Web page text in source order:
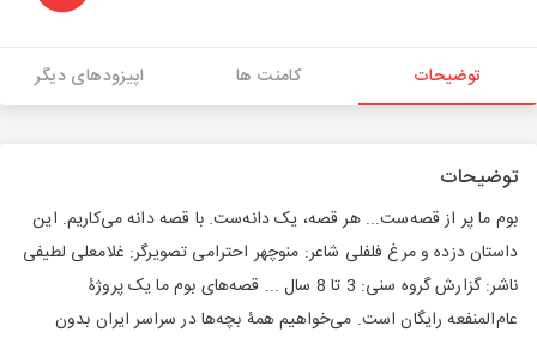
توضیحات کامنت ها اپیزودهای دیگر
توضیحات
بوم ما پر از قصه‌ست... هر قصه، یک دانه‌ست. با قصه دانه می‌کاریم. این
داستان دزده و مرغ فلفلی شاعر: منوچهر احترامی تصویرگر: غلامعلی لطیفی
ناشر: گزارش گروه سنی: 3 تا 8 سال ... قصه‌های بوم ما یک پروژۀ
عام‌المنفعه رایگان است. می‌خواهیم همۀ بچه‌ها در سراسر ایران بدون